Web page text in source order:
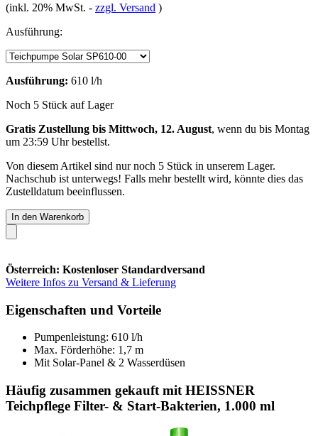
(inkl. 20% MwSt. - zzgl. Versand )
Ausführung:
Ausführung: 610 l/h
Noch 5 Stück auf Lager
Gratis Zustellung bis Mittwoch, 12. August, wenn du bis Montag
um 23:59 Uhrbestellst.
Von diesem Artikel sind nur noch 5 Stück in unserem Lager.
Nachschub ist unterwegs! Falls mehr bestellt wird, könnte dies das
Zustelldatum beeinflussen.
In den Warenkorb
Österreich: Kostenloser Standardversand
Weitere Infos zu Versand & Lieferung
Eigenschaften und Vorteile
Pumpenleistung: 610 l/h
Max. Förderhöhe: 1,7 m
Mit Solar-Panel & 2 Wasserdüsen
Häufig zusammen gekauft mit HEISSNER
Teichpflege Filter- & Start-Bakterien, 1.000 ml